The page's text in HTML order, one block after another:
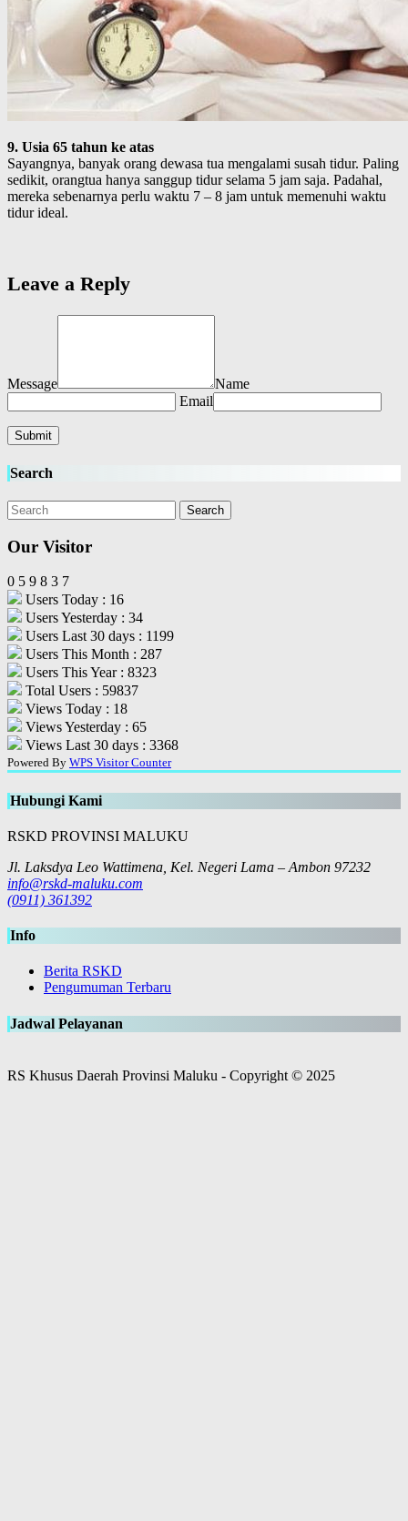
9. Usia 65 tahun ke atas
Sayangnya, banyak orang dewasa tua mengalami susah tidur. Paling
sedikit, orangtua hanya sanggup tidur selama 5 jam saja. Padahal,
mereka sebenarnya perlu waktu 7 – 8 jam untuk memenuhi waktu
tidur ideal.
Leave a Reply
Message
Name
Email
Search
Our Visitor
0 5 9 8 3 7
Users Today : 16
Users Yesterday : 34
Users Last 30 days : 1199
Users This Month : 287
Users This Year : 8323
Total Users : 59837
Views Today : 18
Views Yesterday : 65
Views Last 30 days : 3368
Powered By WPS Visitor Counter
Hubungi Kami
RSKD PROVINSI MALUKU
Jl. Laksdya Leo Wattimena, Kel. Negeri Lama – Ambon 97232
info@rskd-maluku.com
(0911) 361392
Info
Berita RSKD
Pengumuman Terbaru
Jadwal Pelayanan
RS Khusus Daerah Provinsi Maluku - Copyright © 2025